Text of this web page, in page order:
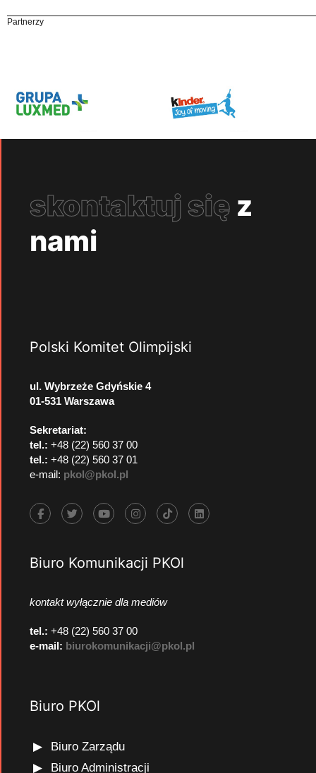
Partnerzy
skontaktuj się z
nami
Polski Komitet Olimpijski
ul. Wybrzeże Gdyńskie 4
01-531 Warszawa
Sekretariat:
tel.: +48 (22) 560 37 00
tel.: +48 (22) 560 37 01
e-mail: pkol@pkol.pl
Biuro Komunikacji PKOl
kontakt wyłącznie dla mediów
tel.: +48 (22) 560 37 00
e-mail: biurokomunikacji@pkol.pl
Biuro PKOl
Biuro Zarządu
Biuro Administracji